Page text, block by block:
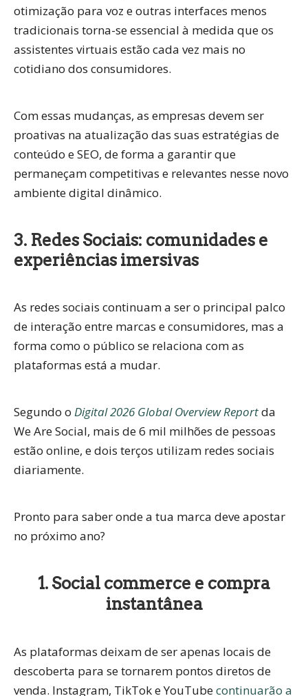
otimização para voz e outras interfaces menos
tradicionais torna-se essencial à medida que os
assistentes virtuais estão cada vez mais no
cotidiano dos consumidores.
Com essas mudanças, as empresas devem ser
proativas na atualização das suas estratégias de
conteúdo e SEO, de forma a garantir que
permaneçam competitivas e relevantes nesse novo
ambiente digital dinâmico.
3. Redes Sociais: comunidades e
experiências imersivas
As redes sociais continuam a ser o principal palco
de interação entre marcas e consumidores, mas a
forma como o público se relaciona com as
plataformas está a mudar.
Segundo o Digital 2026 Global Overview Reportda
We Are Social, mais de6 mil milhões de pessoas
estão online, edois terços utilizam redes sociais
diariamente.
Pronto para saber onde a tua marca deve apostar
no próximo ano?
1. Social commerce e compra
instantânea
As plataformas deixam de ser apenas locais de
descoberta para se tornarem pontos diretos de
venda. Instagram, TikTok e YouTubecontinuarão a